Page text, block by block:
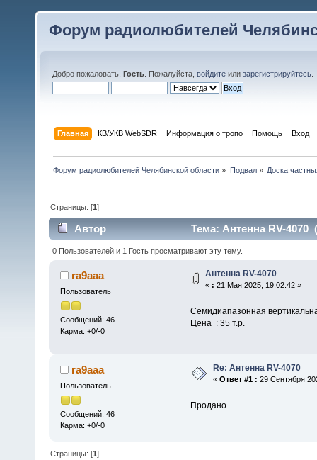
Форум радиолюбителей
Добро пожаловать, Гость . Пожалуйста, войдите или зарегистрируйтесь
Главная КВ/УКВ WebSDR Информация о тропо Помощь Вход
Форум радиолюбителей Челябинской области » Подвал» Доска
Страницы: [1]
Автор Тема: Антенна RV-4070
0 Пользователей и 1 Гость просматривают эту тему.
ra9aaa
Пользователь
Сообщений: 46
Карма: +0/-0
Антенна RV-4070
« : 21 Мая 2025, 19:02:42 »
Семидиапазонная
Цена : 35 т.р.
ra9aaa
Пользователь
Сообщений: 46
Карма: +0/-0
Re: Антенна RV-4070
« Ответ #1 : 29 Сентября
Продано.
Страницы: [1]